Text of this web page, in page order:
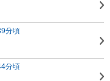
分頃
分頃